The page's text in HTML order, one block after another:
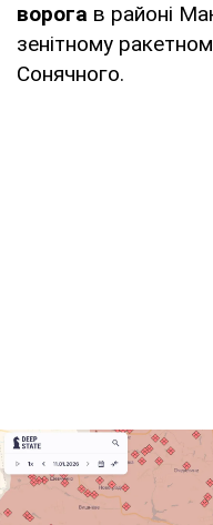
ворога в районі
зенітному
Сонячного.